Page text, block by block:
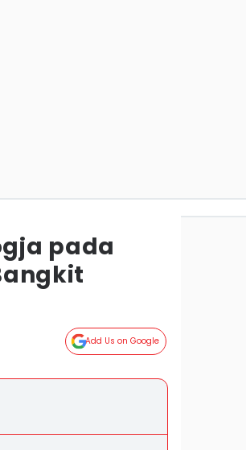
pada
Add Us on Google